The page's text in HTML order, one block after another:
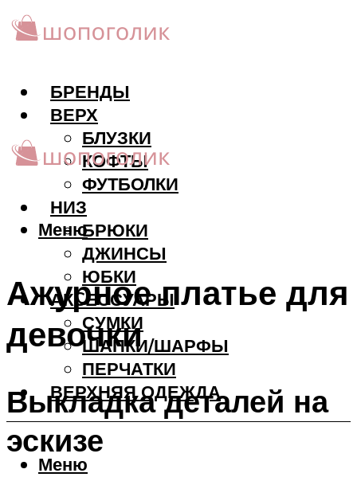
БРЕНДЫ
ВЕРХ
БЛУЗКИ
КОФТЫ
ФУТБОЛКИ
НИЗ
БРЮКИ
ДЖИНСЫ
ЮБКИ
АКCЕССУАРЫ
СУМКИ
ШАПКИ/ШАРФЫ
ПЕРЧАТКИ
ВЕРХНЯЯ ОДЕЖДА
Меню
Меню
Ажурное платье для
девочки
Выкладка деталей на
эскизе